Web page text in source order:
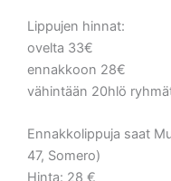
Lippujen hinnat:
ovelta 33€
ennakkoon 28€
vähintään 20hlö
Ennakkolippuja saat
47, Somero)
Hinta: 28 €